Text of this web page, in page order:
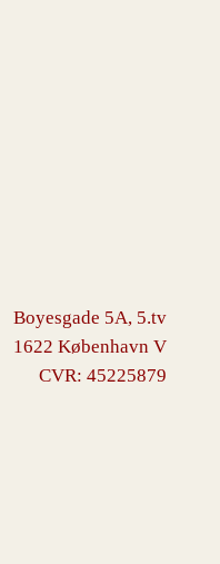
Boyesgade 5A, 5.tv
1622 København V
CVR: 45225879